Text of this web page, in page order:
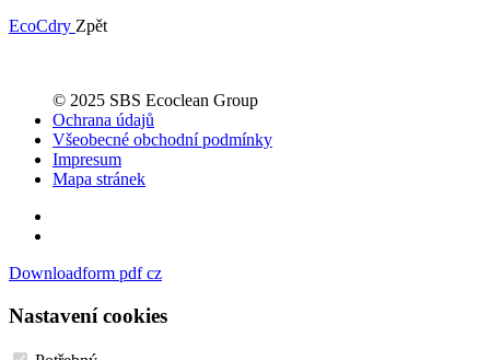
EcoCdry Zpět
© 2025 SBS Ecoclean Group
Ochrana údajů
Všeobecné obchodní podmínky
Impresum
Mapa stránek
Downloadform pdf cz
Nastavení cookies